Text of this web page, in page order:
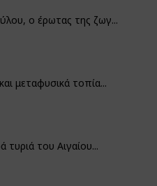
ο έρωτας της ζωγ...
μεταφυσικά τοπία...
τυριά του Αιγαίου...